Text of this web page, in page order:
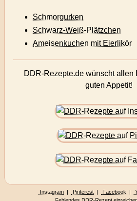
Schmorgurken
Schwarz-Weiß-Plätzchen
Ameisenkuchen mit Eierlikör
DDR-Rezepte.de wünscht allen
guten Appetit!
Instagram | Pinterest | Facebook |